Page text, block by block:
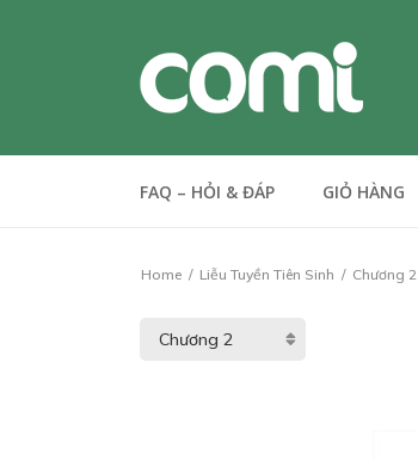
FAQ – HỎI & ĐÁP GIỎ HÀNG
Home Liễu Tuyền Tiên Sinh Chương 2